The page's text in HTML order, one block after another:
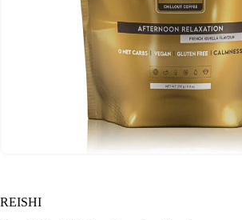
REISHI